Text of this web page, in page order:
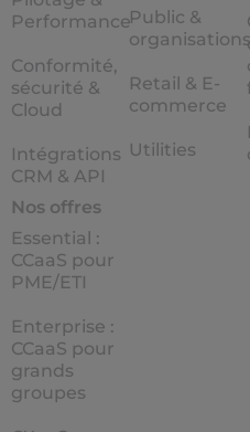
Performance
Conformité,
sécurité &
Cloud
Intégrations
CRM & API
Nos offres
Essential :
CCaaS pour
PME/ETI
Enterprise :
CCaaS pour
grands
groupes
Public &
organisations
Retail & E-
commerce
Utilities